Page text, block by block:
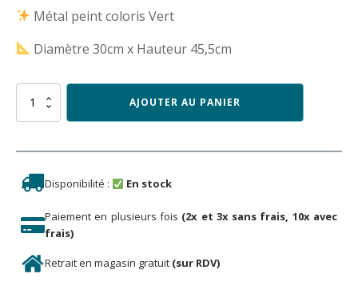
Métal peint coloris Vert
Diamètre 30cm x Hauteur 45,5cm
quantité
AJOUTER AU PANIER
Disponibilité : En stock
Paiement en plusieurs fois (2x et 3x sans frais, 10x avec
frais)
Retrait en magasin gratuit (sur RDV)